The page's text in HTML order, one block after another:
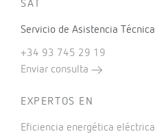
SAT
Servicio de Asistencia Técnica
+34 93 745 29 19
Enviar consulta
EXPERTOS EN
Eficiencia energética eléctrica